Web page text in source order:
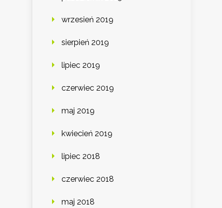
wrzesień 2019
sierpień 2019
lipiec 2019
czerwiec 2019
maj 2019
kwiecień 2019
lipiec 2018
czerwiec 2018
maj 2018